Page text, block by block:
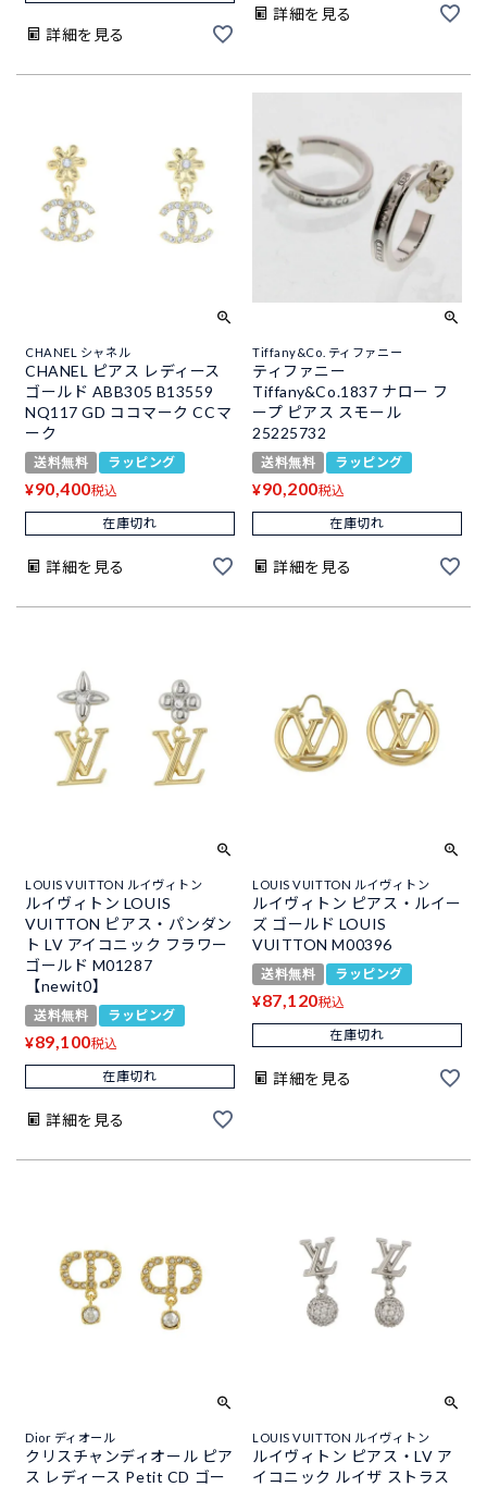
詳細を見る
詳細を見る
CHANEL シャネル
CHANEL ピアス レディース
ゴールド ABB305 B13559
NQ117 GD ココマーク CCマ
ーク
送料無料 ラッピング
¥90,400税込
在庫切れ
詳細を見る
Tiffany&Co. ティファニー
ティファニー
Tiffany&Co.1837 ナロー フ
ープ ピアス スモール
25225732
送料無料 ラッピング
¥90,200税込
在庫切れ
詳細を見る
LOUIS VUITTON ルイヴィトン
ルイヴィトン LOUIS
VUITTON ピアス・パンダン
ト LV アイコニック フラワー
ゴールド M01287
【newit0】
送料無料 ラッピング
¥89,100税込
在庫切れ
詳細を見る
LOUIS VUITTON ルイヴィトン
ルイヴィトン ピアス・ルイー
ズ ゴールド LOUIS
VUITTON M00396
送料無料 ラッピング
¥87,120税込
在庫切れ
詳細を見る
Dior ディオール
クリスチャンディオール ピア
ス レディース Petit CD ゴー
LOUIS VUITTON ルイヴィトン
ルイヴィトン ピアス・LV ア
イコニック ルイザ ストラス